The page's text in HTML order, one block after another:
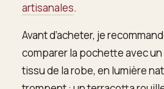
artisanales.
Avant d’acheter, je
comparer la pochette avec
tissu de la robe, en lumière